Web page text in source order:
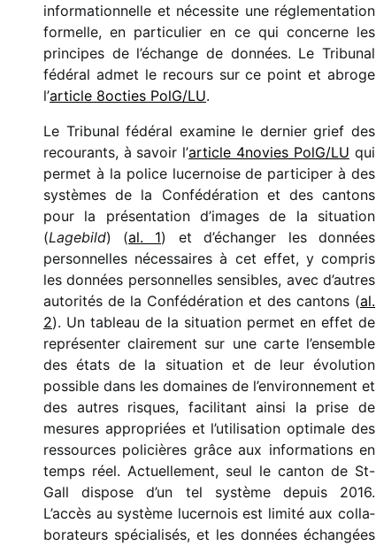
infor­ma­tion­nelle et néces­site une régle­men­ta­tion
formelle, en parti­cu­lier en ce qui concerne les
prin­cipes de l’échange de données. Le Tribunal
fédé­ral admet le recours sur ce point et abroge
l’article 8octies PolG/​LU.
Le Tribunal fédé­ral examine le dernier grief des
recou­rants, à savoir l’article 4novies PolG/​LU qui
permet à la police lucer­noise de parti­ci­per à des
systèmes de la Confédération et des cantons
pour la présen­ta­tion d’images de la situa­tion
(Lagebild) (al. 1) et d’échanger les données
person­nelles néces­saires à cet effet, y compris
les données person­nelles sensibles, avec d’autres
auto­ri­tés de la Confédération et des cantons (al.
2). Un tableau de la situa­tion permet en effet de
repré­sen­ter clai­re­ment sur une carte l’ensemble
des états de la situa­tion et de leur évolu­tion
possible dans les domaines de l’environnement et
des autres risques, faci­li­tant ainsi la prise de
mesures appro­priées et l’utilisation opti­male des
ressources poli­cières grâce aux infor­ma­tions en
temps réel. Actuellement, seul le canton de St-
Gall dispose d’un tel système depuis 2016.
L’accès au système lucer­nois est limité aux colla­
bo­ra­teurs spécia­li­sés, et les données échan­gées